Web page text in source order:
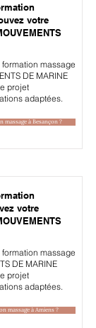
votre
massage
DE MARINE
projet
adaptées.
à Besançon ?
votre
massage
DE MARINE
projet
adaptées.
massage à Amiens ?